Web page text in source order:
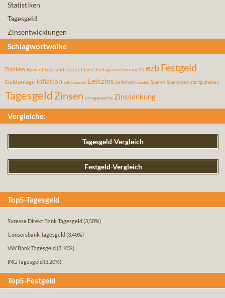
Statistiken
Tagesgeld
Zinsentwicklungen
Schlagwortwolke
Banken Bank of Scotland deutschland Einlagensicherung EU ezbFestgeld
Geldanlage Inflation inflationsrate Leitzins Leitzinsen rendite Sparen Sparzinsen startguthaben
Tagesgeld Zinsen zinsgarantie Zinssenkung
Vergleiche:
Tagesgeld-Vergleich
Festgeld-Vergleich
Top5-Tagesgeld
Suresse Direkt Bank Tagesgeld (3,50%)
Consorsbank Tagesgeld (3,40%)
VW Bank Tagesgeld (3,10%)
ING Tagesgeld (3,20%)
Top5-Festgeld